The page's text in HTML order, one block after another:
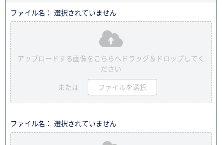
ファイル名： 選択されていません
アップロードする画像をこちらへドラッグ＆ドロップしてく
ださい
または ファイルを選択
ファイル名： 選択されていません